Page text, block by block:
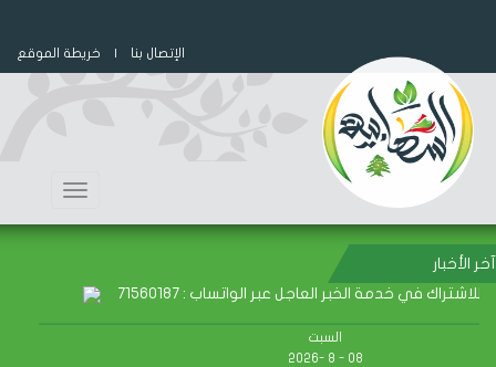
الإتصال بنا | خريطة الموقع
Toggle
آخر الأخبار
في خدمة الخبر العاجل عبر الواتساب : 71560187
السبت
08 - 8 -2026